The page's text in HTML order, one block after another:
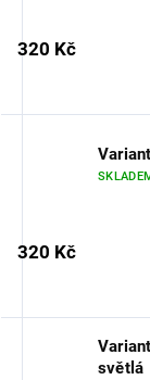
320 Kč
320 Kč
světlá